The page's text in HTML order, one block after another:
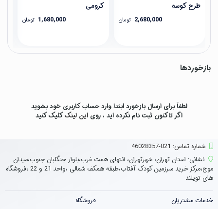
طرح کوسه
2,680,000 تومان
کرومی
1,680,000 تومان
بازخوردها
لطفاً برای ارسال بازخورد ابتدا وارد حساب کاربری خود بشوید
اگر تاکنون ثبت نام نکرده اید ، روی این لینککلیک کنید
شماره تماس‌: 021-46028357
نشانی: استان تهران، شهرتهران، انتهای همت غرب،بلوار جنگلبان جنوب،میدان
موج،مرکز خرید سرزمین کودک آفتاب،طبقه همکف شمالی ،واحد 21 و 22 ،فروشگاه
های تویلند
خدمات مشتریان فروشگاه